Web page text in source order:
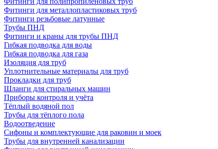
Фитинги для металлопластиковых труб
Фитинги резьбовые латунные
Трубы ПНД
Фитинги и краны для трубы ПНД
Гибкая подводка для воды
Гибкая подводка для газа
Изоляция для труб
Уплотнительные материалы для труб
Прокладки для труб
Шланги для стиральных машин
Приборы контроля и учёта
Тёплый водяной пол
Трубы для тёплого пола
Водоотведение
Сифоны и комплектующие для раковин и моек
Трубы для внутренней канализации